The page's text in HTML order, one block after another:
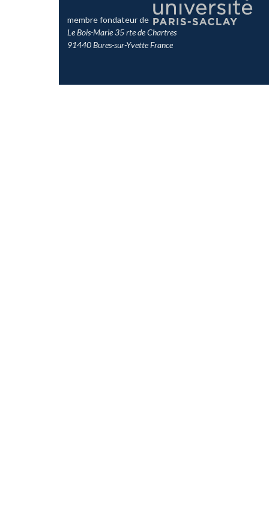
membre fondateur de
Le Bois-Marie 35 rte de Chartres
91440 Bures-sur-Yvette France